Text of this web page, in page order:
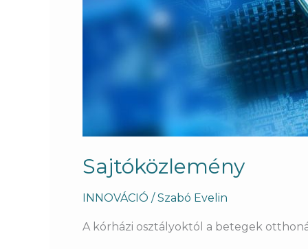
Sajtóközlemény
INNOVÁCIÓ /Szabó Evelin
A kórházi osztályoktól a betegek